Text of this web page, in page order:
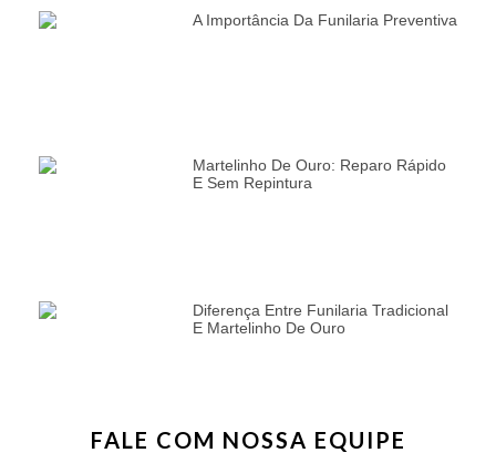
A Importância Da Funilaria Preventiva
Martelinho De Ouro: Reparo Rápido
E Sem Repintura
Diferença Entre Funilaria Tradicional
E Martelinho De Ouro
FALE COM NOSSA EQUIPE